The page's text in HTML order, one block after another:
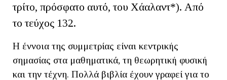
τρίτο, πρόσφατο αυτό, του Χάαλαντ*). Από
το τεύχος 132.
Η έννοια της συμμετρίας είναι κεντρικής
σημασίας στα μαθηματικά, τη θεωρητική φυσική
και την τέχνη. Πολλά βιβλία έχουν γραφεί για το